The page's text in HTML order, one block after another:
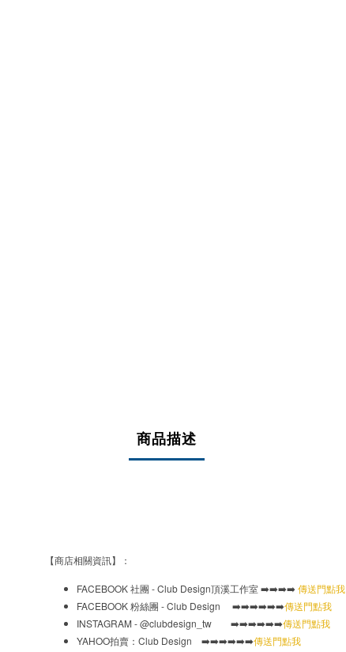
商品描述
【商店相關資訊】：
FACEBOOK 社團 - Club Design頂溪工作室 ➡️➡️➡️➡️ 傳送門點我
FACEBOOK 粉絲團 - Club Design ➡️➡️➡️➡️➡️➡️傳送門點我
INSTAGRAM - @clubdesign_tw ➡️➡️➡️➡️➡️➡️傳送門點我
YAHOO拍賣： Club Design ➡️➡️➡️➡️➡️➡️傳送門點我